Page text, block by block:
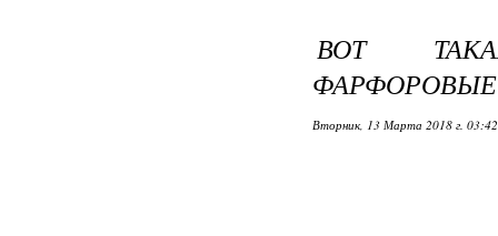
ВОТ
Вторник, 13 Марта 2018 г.